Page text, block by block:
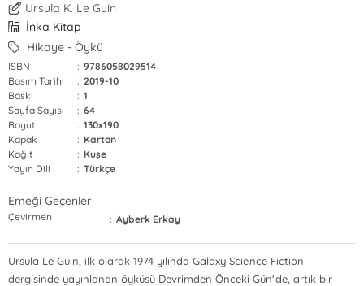
Ursula K. Le Guin
İnka Kitap
Hikaye - Öykü
ISBN : 9786058029514
Basım Tarihi
: 2019-10
Baskı
: 1
Sayfa Sayısı
: 64
Boyut
: 130x190
Kapak
: Karton
Kağıt
: Kuşe
Yayın Dili
: Türkçe
Emeği Geçenler
Çevirmen : Ayberk Erkay
Ursula Le Guin, ilk olarak 1974 yılında Galaxy Science Fiction
dergisinde yayınlanan öyküsü Devrimden Önceki Gün'de, artık bir